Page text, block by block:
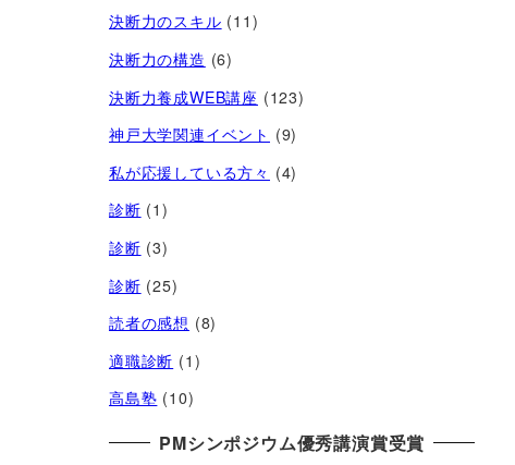
決断力のスキル (11)
決断力の構造 (6)
決断力養成WEB講座 (123)
神戸大学関連イベント (9)
私が応援している方々 (4)
診断 (1)
診断 (3)
診断 (25)
読者の感想 (8)
適職診断 (1)
高島塾 (10)
PMシンポジウム優秀講演賞受賞